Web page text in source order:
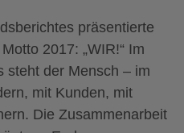
präsentierte
2017: „WIR!“ Im
steht der Mensch – im
mit Kunden, mit
Die Zusammenarbeit